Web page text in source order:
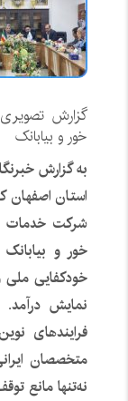
گزارش تصویری
خور و بیابانک
به گزارش
استان اصفهان
شرکت خدمات
خور و
خودکفایی
نمایش درآمد.
فرایندهای
متخصصان
نه‌تنها مانع